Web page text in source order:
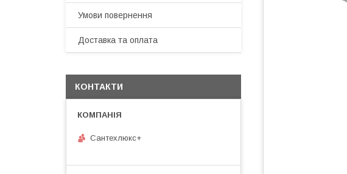
Умови повернення
Доставка та оплата
КОНТАКТИ
Сантехлюкс+